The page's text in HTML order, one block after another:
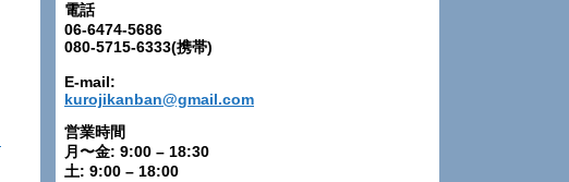
電話
06-6474-5686
080-5715-6333(携帯)
E-mail:
kurojikanban@gmail.com
営業時間
月〜金: 9:00 – 18:30
土: 9:00 – 18:00